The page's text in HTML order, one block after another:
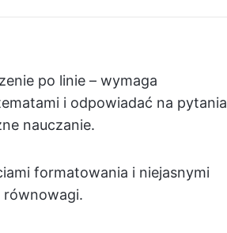
po linie – wymaga
i odpowiadać na pytania
nauczanie.
formatowania i niejasnymi
równowagi.